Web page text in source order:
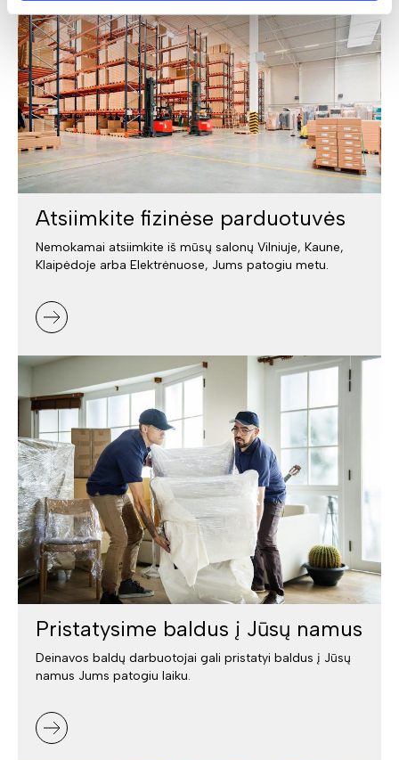
Atsiimkite fizinėse parduotuvės
Nemokamai atsiimkite iš mūsų salonų Vilniuje, Kaune,
Klaipėdoje arba Elektrėnuose, Jums patogiu metu.
Pristatysime baldus į Jūsų namus
Deinavos baldų darbuotojai gali pristatyi baldus į Jūsų
namus Jums patogiu laiku.